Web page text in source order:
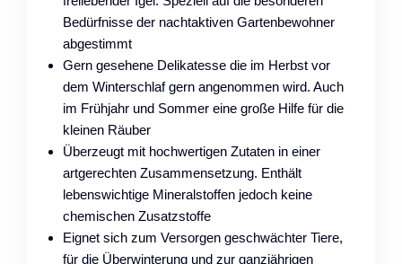
Bedürfnisse der nachtaktiven Gartenbewohner
abgestimmt
Gern gesehene Delikatesse die im Herbst vor
dem Winterschlaf gern angenommen wird. Auch
im Frühjahr und Sommer eine große Hilfe für die
kleinen Räuber
Überzeugt mit hochwertigen Zutaten in einer
artgerechten Zusammensetzung. Enthält
lebenswichtige Mineralstoffen jedoch keine
chemischen Zusatzstoffe
Eignet sich zum Versorgen geschwächter Tiere,
für die Überwinterung und zur ganzjährigen